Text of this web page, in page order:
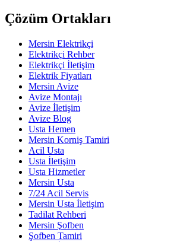
Çözüm Ortakları
Mersin Elektrikçi
Elektrikçi Rehber
Elektrikçi İletişim
Elektrik Fiyatları
Mersin Avize
Avize Montajı
Avize İletişim
Avize Blog
Usta Hemen
Mersin Korniş Tamiri
Acil Usta
Usta İletişim
Usta Hizmetler
Mersin Usta
7/24 Acil Servis
Mersin Usta İletişim
Tadilat Rehberi
Mersin Şofben
Şofben Tamiri